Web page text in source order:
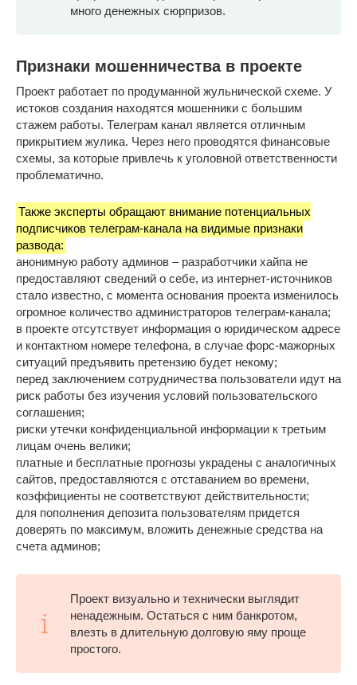
много денежных сюрпризов.
Признаки мошенничества в проекте
Проект работает по продуманной жульнической схеме. У
истоков создания находятся мошенники с большим
стажем работы. Телеграм канал является отличным
прикрытием жулика. Через него проводятся финансовые
схемы, за которые привлечь к уголовной ответственности
проблематично.
Также эксперты обращают внимание потенциальных
подписчиков телеграм-канала на видимые признаки
развода:
анонимную работу админов – разработчики хайпа не
предоставляют сведений о себе, из интернет-источников
стало известно, с момента основания проекта изменилось
огромное количество администраторов телеграм-канала;
в проекте отсутствует информация о юридическом адресе
и контактном номере телефона, в случае форс-мажорных
ситуаций предъявить претензию будет некому;
перед заключением сотрудничества пользователи идут на
риск работы без изучения условий пользовательского
соглашения;
риски утечки конфиденциальной информации к третьим
лицам очень велики;
платные и бесплатные прогнозы украдены с аналогичных
сайтов, предоставляются с отставанием во времени,
коэффициенты не соответствуют действительности;
для пополнения депозита пользователям придется
доверять по максимум, вложить денежные средства на
счета админов;
Проект визуально и технически выглядит
ненадежным. Остаться с ним банкротом,
влезть в длительную долговую яму проще
простого.